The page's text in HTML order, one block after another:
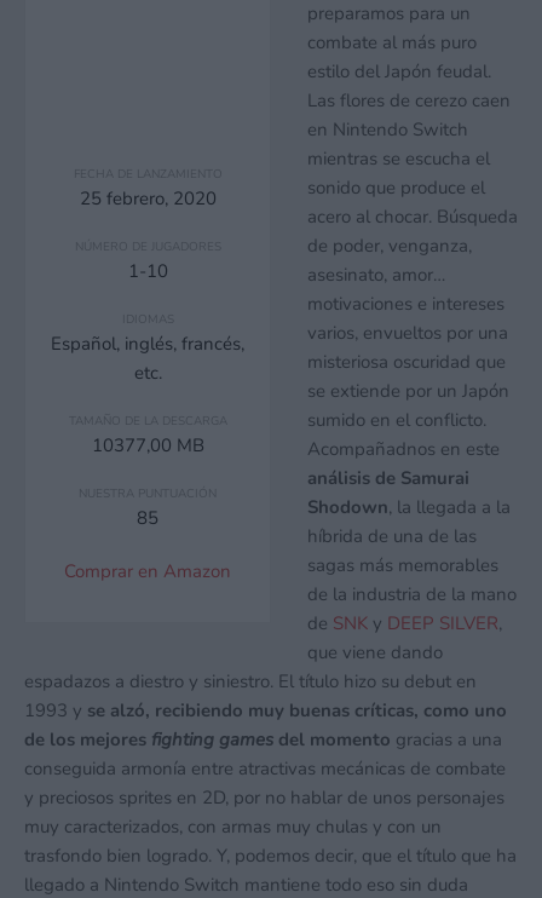
FECHA DE LANZAMIENTO
25 febrero, 2020
NÚMERO DE JUGADORES
1-10
IDIOMAS
Español, inglés, francés,
etc.
TAMAÑO DE LA DESCARGA
10377,00 MB
85
Comprar en Amazon
preparamos para un
combate al más puro
estilo del Japón feudal.
Las flores de cerezo caen
en Nintendo Switch
mientras se escucha el
sonido que produce el
acero al chocar. Búsqueda
de poder, venganza,
asesinato, amor…
motivaciones e intereses
varios, envueltos por una
misteriosa oscuridad que
se extiende por un Japón
sumido en el conflicto.
Acompañadnos en este
análisis de Samurai
Shodown, la llegada a la
híbrida de una de las
sagas más memorables
de la industria de la mano
de SNK y DEEP SILVER,
que viene dando
espadazos a diestro y siniestro. El título hizo su debut en
1993 y se alzó, recibiendo muy buenas críticas, como uno
de los mejores fighting games del momento gracias a una
conseguida armonía entre atractivas mecánicas de combate
y preciosos sprites en 2D, por no hablar de unos personajes
muy caracterizados, con armas muy chulas y con un
trasfondo bien logrado. Y, podemos decir, que el título que ha
llegado a Nintendo Switch mantiene todo eso sin duda